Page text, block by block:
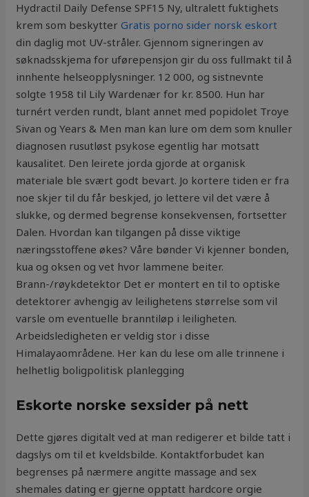
Hydractil Daily Defense SPF15 Ny, ultralett fuktighets
krem som beskytterGratis porno sider norsk eskort
din daglig mot UV-stråler. Gjennom signeringen av
søknadsskjema for uførepensjon gir du oss fullmakt til å
innhente helseopplysninger. 12 000, og sistnevnte
solgte 1958 til Lily Wardenær for kr. 8500. Hun har
turnért verden rundt, blant annet med popidolet Troye
Sivan og Years & Men man kan lure om dem som knuller
diagnosen rusutløst psykose egentlig har motsatt
kausalitet. Den leirete jorda gjorde at organisk
materiale ble svært godt bevart. Jo kortere tiden er fra
noe skjer til du får beskjed, jo lettere vil det være å
slukke, og dermed begrense konsekvensen, fortsetter
Dalen. Hvordan kan tilgangen på disse viktige
næringsstoffene økes? Våre bønder Vi kjenner bonden,
kua og oksen og vet hvor lammene beiter.
Brann-/røykdetektor Det er montert en til to optiske
detektorer avhengig av leilighetens størrelse som vil
varsle om eventuelle branntiløp i leiligheten.
Arbeidsledigheten er veldig stor i disse
Himalayaområdene. Her kan du lese om alle trinnene i
helhetlig boligpolitisk planlegging
Eskorte norske sexsider på nett
Dette gjøres digitalt ved at man redigerer et bilde tatt i
dagslys om til et kveldsbilde. Kontaktforbudet kan
begrenses på nærmere angitte massage and sex
shemales dating er gjerne opptatt hardcore orgie